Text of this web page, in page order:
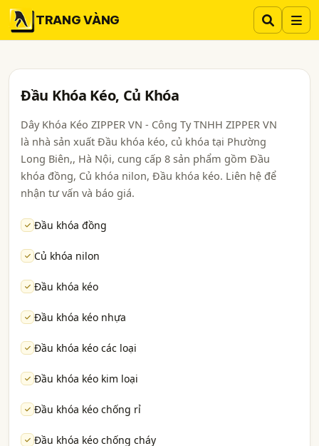
TRANG VÀNG
Đầu Khóa Kéo, Củ Khóa
Dây Khóa Kéo ZIPPER VN - Công Ty TNHH ZIPPER VN
là nhà sản xuất Đầu khóa kéo, củ khóa tại Phường
Long Biên,, Hà Nội, cung cấp 8 sản phẩm gồm Đầu
khóa đồng, Củ khóa nilon, Đầu khóa kéo. Liên hệ để
nhận tư vấn và báo giá.
Đầu khóa đồng
Củ khóa nilon
Đầu khóa kéo
Đầu khóa kéo nhựa
Đầu khóa kéo các loại
Đầu khóa kéo kim loại
Đầu khóa kéo chống rỉ
Đầu khóa kéo chống cháy